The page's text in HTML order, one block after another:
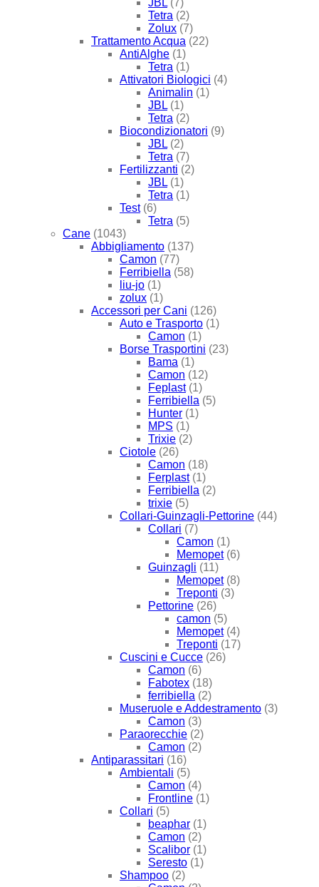
JBL (7)
Tetra (2)
Zolux (7)
Trattamento Acqua (22)
AntiAlghe (1)
Tetra (1)
Attivatori Biologici (4)
Animalin (1)
JBL (1)
Tetra (2)
Biocondizionatori (9)
JBL (2)
Tetra (7)
Fertilizzanti (2)
JBL (1)
Tetra (1)
Test (6)
Tetra (5)
Cane (1043)
Abbigliamento (137)
Camon (77)
Ferribiella (58)
liu-jo (1)
zolux (1)
Accessori per Cani (126)
Auto e Trasporto (1)
Camon (1)
Borse Trasportini (23)
Bama (1)
Camon (12)
Feplast (1)
Ferribiella (5)
Hunter (1)
MPS (1)
Trixie (2)
Ciotole (26)
Camon (18)
Ferplast (1)
Ferribiella (2)
trixie (5)
Collari-Guinzagli-Pettorine (44)
Collari (7)
Camon (1)
Memopet (6)
Guinzagli (11)
Memopet (8)
Treponti (3)
Pettorine (26)
camon (5)
Memopet (4)
Treponti (17)
Cuscini e Cucce (26)
Camon (6)
Fabotex (18)
ferribiella (2)
Museruole e Addestramento (3)
Camon (3)
Paraorecchie (2)
Camon (2)
Antiparassitari (16)
Ambientali (5)
Camon (4)
Frontline (1)
Collari (5)
beaphar (1)
Camon (2)
Scalibor (1)
Seresto (1)
Shampoo (2)